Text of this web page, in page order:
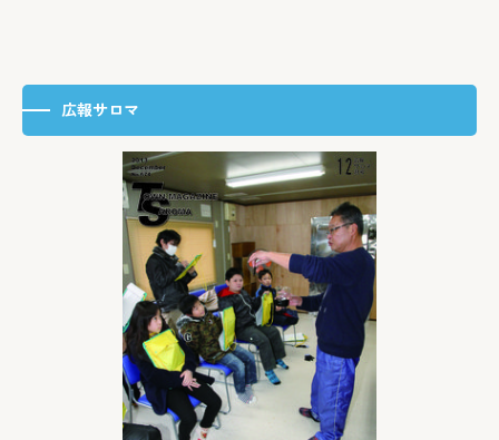
広報サロマ